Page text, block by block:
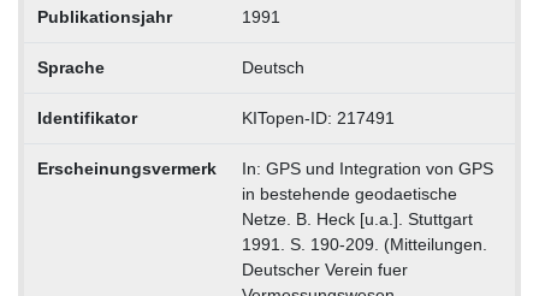
Publikationsjahr 1991
Sprache Deutsch
Identifikator KITopen-ID: 217491
Erscheinungsvermerk
In: GPS und Integration von GPS
in bestehende geodaetische
Netze. B. Heck [u.a.]. Stuttgart
1991. S. 190-209. (Mitteilungen.
Deutscher Verein fuer